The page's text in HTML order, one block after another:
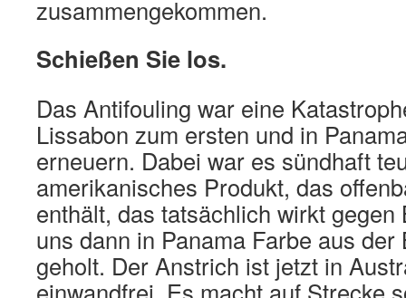
zusammengekommen.
Schießen Sie los.
Das Antifouling war eine
Lissabon zum ersten und in
erneuern. Dabei war es sündhaft
amerikanisches Produkt, das
enthält, das tatsächlich wirkt
uns dann in Panama Farbe aus
geholt. Der Anstrich ist jetzt in